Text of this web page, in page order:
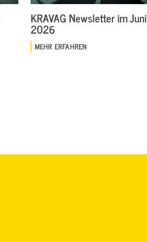
KRAVAG Newsletter im Juni
2026
MEHR ERFAHREN